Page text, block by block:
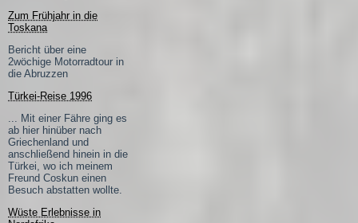
Zum Frühjahr in die
Toskana
Bericht über eine
2wöchige Motorradtour in
die Abruzzen
Türkei-Reise 1996
... Mit einer Fähre ging es
ab hier hinüber nach
Griechenland und
anschließend hinein in die
Türkei, wo ich meinem
Freund Coskun einen
Besuch abstatten wollte.
Wüste Erlebnisse in